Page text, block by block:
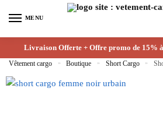
MENU
Livraison Offerte + Offre promo de 15%
Vêtement cargo » Boutique » Short Cargo »